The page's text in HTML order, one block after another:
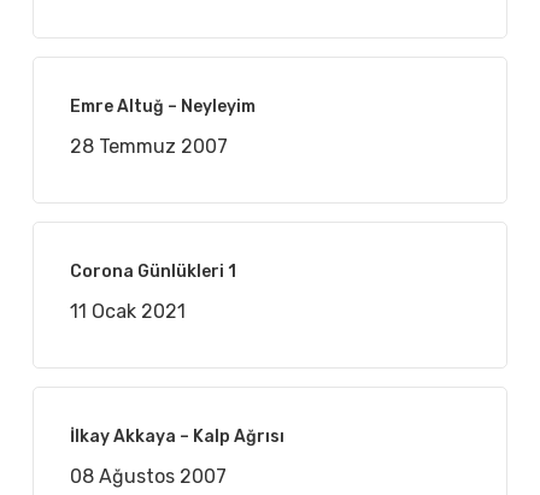
Emre Altuğ – Neyleyim
28 Temmuz 2007
Corona Günlükleri 1
11 Ocak 2021
İlkay Akkaya – Kalp Ağrısı
08 Ağustos 2007